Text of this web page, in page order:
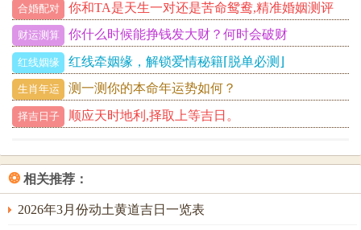
2.紫微斗数
紫微斗数是一款极度传统的八字排盘工具。它可以通过八字
计算出自己的大运流年并依据大运周期的信息进行详细的分
析同阐述。
怎么办正确利用八字查询工具八字查询工具可以免费提供八
用这些工具的时候，必须要注意以下几点:
1.选择可靠的八字查询工具...再选择八字查询工具的时候，必
须要选择正规、可靠的平台、避免上当受骗。
合婚配对 你和TA是天生一对还是苦命鸳鸯,精准婚姻测评
财运测算 你什么时候能挣钱发大财？何时会破财
红线姻缘 红线牵姻缘，解锁爱情秘籍⌈脱单必测⌋
生肖年运 测一测你的本命年运势如何？
择吉日子 顺应天时地利,择取上等吉日。
❂ 相关推荐：
2026年3月份动土黄道吉日一览表